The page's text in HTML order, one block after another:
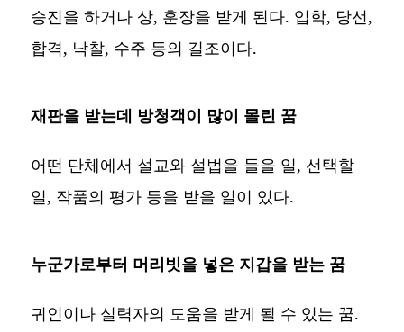
승진을 하거나 상, 훈장을 받게 된다. 입학, 당선,
합격, 낙찰, 수주 등의 길조이다.
재판을 받는데 방청객이 많이 몰린 꿈
어떤 단체에서 설교와 설법을 들을 일, 선택할
일, 작품의 평가 등을 받을 일이 있다.
누군가로부터 머리빗을 넣은 지갑을 받는 꿈
귀인이나 실력자의 도움을 받게 될 수 있는 꿈.